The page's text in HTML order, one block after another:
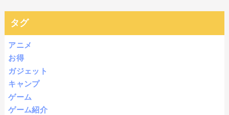
タグ
アニメ
お得
ガジェット
キャンプ
ゲーム
ゲーム紹介